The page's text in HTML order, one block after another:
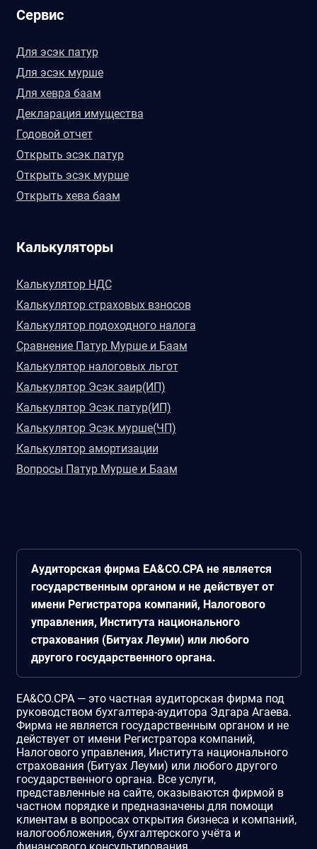
Сервис
Для эсэк патур
Для эсэк мурше
Для хевра баам
Декларация имущества
Годовой отчет
Открыть эсэк патур
Открыть эсэк мурше
Открыть хева баам
Калькуляторы
Калькулятор НДС
Калькулятор страховых взносов
Калькулятор подоходного налога
Сравнение Патур Мурше и Баам
Калькулятор налоговых льгот
Калькулятор Эсэк заир(ИП)
Калькулятор Эсэк патур(ИП)
Калькулятор Эсэк мурше(ЧП)
Калькулятор амортизации
Вопросы Патур Мурше и Баам
Аудиторская фирма EA&CO.CPA не является
государственным органом и не действует от
имени Регистратора компаний, Налогового
управления, Института национального
страхования (Битуах Леуми) или любого
другого государственного органа.
EA&CO.CPA — это частная аудиторская фирма под
руководством бухгалтера-аудитора Эдгара Агаева.
Фирма не является государственным органом и не
действует от имени Регистратора компаний,
Налогового управления, Института национального
страхования (Битуах Леуми) или любого другого
государственного органа. Все услуги,
представленные на сайте, оказываются фирмой в
частном порядке и предназначены для помощи
клиентам в вопросах открытия бизнеса и компаний,
налогообложения, бухгалтерского учёта и
финансового консультирования.